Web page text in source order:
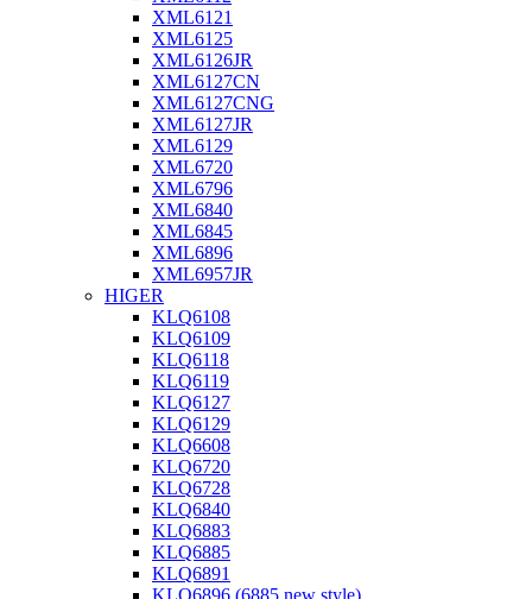
XML6121
XML6125
XML6126JR
XML6127CN
XML6127CNG
XML6127JR
XML6129
XML6720
XML6796
XML6840
XML6845
XML6896
XML6957JR
HIGER
KLQ6108
KLQ6109
KLQ6118
KLQ6119
KLQ6127
KLQ6129
KLQ6608
KLQ6720
KLQ6728
KLQ6840
KLQ6883
KLQ6885
KLQ6891